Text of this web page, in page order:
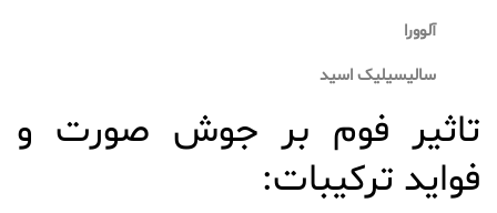
آلوورا
سالیسیلیک اسید
تاثیر فوم بر جوش صورت و
فواید ترکیبات: